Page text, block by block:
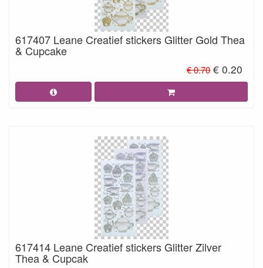
617407 Leane Creatief stickers Glitter Gold Thea
& Cupcake
€ 0.70 € 0.20
617414 Leane Creatief stickers Glitter Zilver
Thea & Cupcak